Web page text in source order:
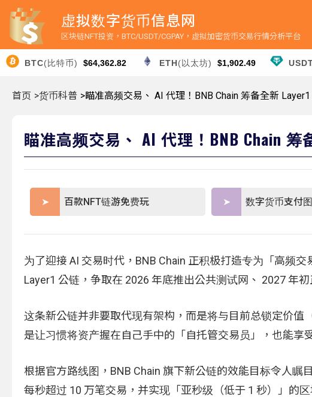
虚拟数字货币信息网
区块链NFT投资，BTC/USDT/CGPAY，虚拟加密货币交易行情分析平台
BTC(比特币) $64,362.82 ETH(以太坊) $1,902.49
首页 >货币科普 >瞄准高频交易、 AI 代理！BNB Chain 筹备全新
瞄准高频交易、 AI 代理！BNB Chain
百款NFT链游免费玩 数字货币支付
为了迎接 AI 交易时代，BNB Chain 正积极打造专为「高频
Layer1 公链，争取在 2026 年底推出公共测试网、 2027 年初
这条新公链并非要取代现有架构，而是将与目前总锁定价值
是让习惯将资产握在自己手中的「自托管交易员」，也能享
根据官方路线图，BNB Chain 旗下新公链的效能目标令人瞩
每秒超过 10 万笔交易，并实现「亚秒级（低于 1 秒）」的